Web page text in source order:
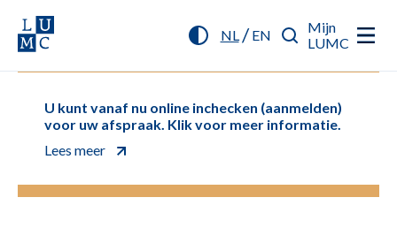
NL/ EN
Mijn
LUMC
U kunt vanaf nu online inchecken (aanmelden)
voor uw afspraak. Klik voor meer informatie.
Lees meer